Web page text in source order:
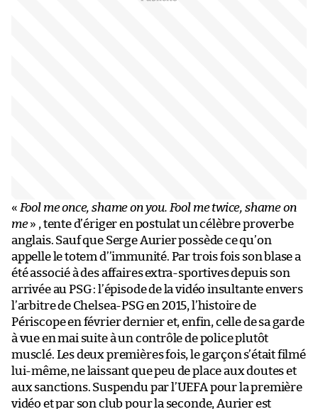
« Fool me once, shame on you. Fool me twice, shame on
me» , tente d’ériger en postulat un célèbre proverbe
anglais. Sauf que Serge Aurier possède ce qu’on
appelle le totem d’’immunité. Par trois fois son blase a
été associé à des affaires extra-sportives depuis son
arrivée au PSG : l’épisode de la vidéo insultante envers
l’arbitre de Chelsea-PSG en 2015, l’histoire de
Périscope en février dernier et, enfin, celle de sa garde
à vue en mai suite à un contrôle de police plutôt
musclé. Les deux premières fois, le garçon s’était filmé
lui-même, ne laissant que peu de place aux doutes et
aux sanctions. Suspendu par l’UEFA pour la première
vidéo et par son club pour la seconde, Aurier est